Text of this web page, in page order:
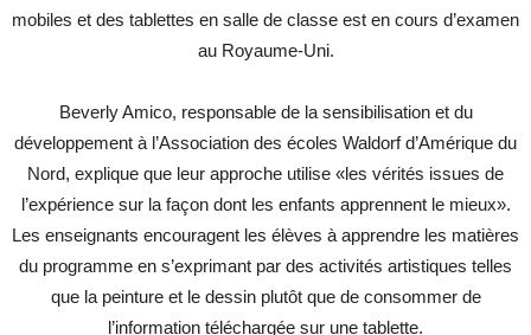
mobiles et des tablettes en salle de classe est en cours d’examen
au Royaume-Uni.
Beverly Amico, responsable de la sensibilisation et du
développement à l’Association des écoles Waldorf d’Amérique du
Nord, explique que leur approche utilise «les vérités issues de
l’expérience sur la façon dont les enfants apprennent le mieux».
Les enseignants encouragent les élèves à apprendre les matières
du programme en s’exprimant par des activités artistiques telles
que la peinture et le dessin plutôt que de consommer de
l’information téléchargée sur une tablette.